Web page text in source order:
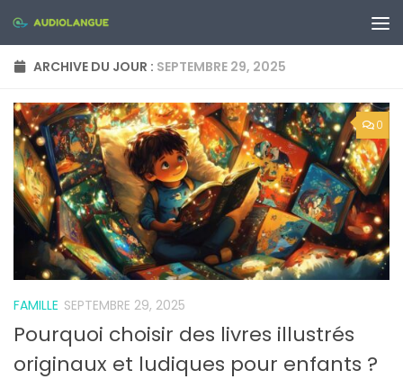
Skip to content
ARCHIVE DU JOUR : SEPTEMBRE 29, 2025
0
FAMILLE SEPTEMBRE 29, 2025
Pourquoi choisir des livres illustrés
originaux et ludiques pour enfants ?